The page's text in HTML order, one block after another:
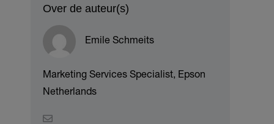
Over de auteur(s)
Emile Schmeits
Marketing Services Specialist, Epson
Netherlands